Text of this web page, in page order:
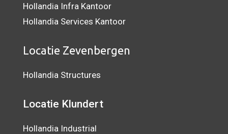
Hollandia Infra Kantoor
Hollandia Services Kantoor
Locatie Zevenbergen
Hollandia Structures
Locatie Klundert
Hollandia Industrial